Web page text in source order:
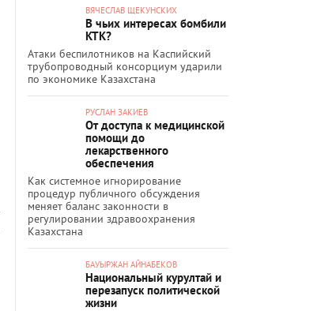
ВЯЧЕСЛАВ ЩЕКУНСКИХ
В чьих интересах бомбили
КТК?
Атаки беспилотников на Каспийский
трубопроводный консорциум ударили
по экономике Казахстана
РУСЛАН ЗАКИЕВ
От доступа к медицинской
помощи до
лекарственного
обеспечения
Как системное игнорирование
процедур публичного обсуждения
меняет баланс законности в
регулировании здравоохранения
Казахстана
БАУЫРЖАН АЙНАБЕКОВ
Национальный курултай и
перезапуск политической
жизни